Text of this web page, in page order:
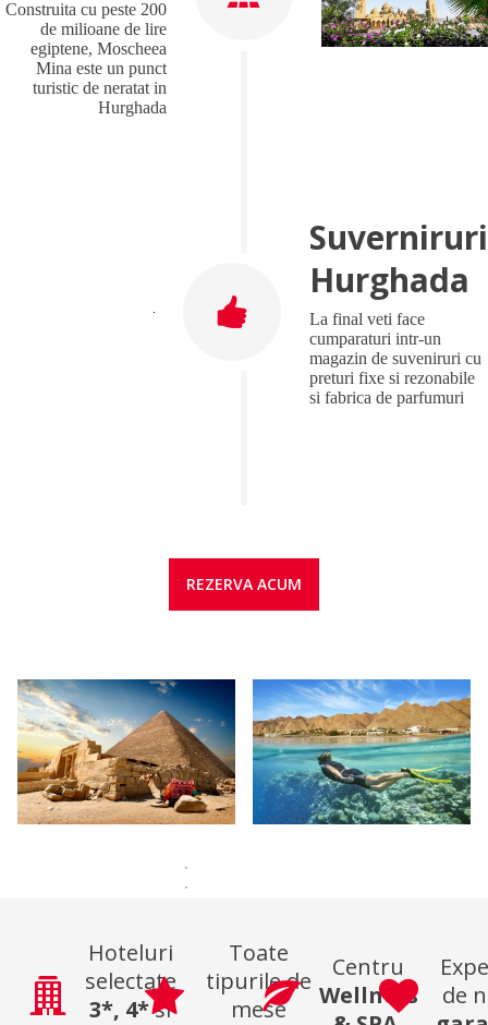
Construita cu peste 200
de milioane de lire
egiptene, Moscheea
Mina este un punct
turistic de neratat in
Hurghada
Suverniruri
Hurghada
La final veti face
cumparaturi intr-un
magazin de suveniruri cu
preturi fixe si rezonabile
si fabrica de parfumuri
REZERVA ACUM
Hoteluri
selectate
3*, 4*si
Toate
tipurile de
mese
Centru
Wellness
de